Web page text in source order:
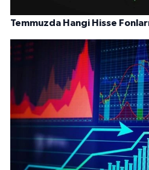
Temmuzda Hangi Hisse